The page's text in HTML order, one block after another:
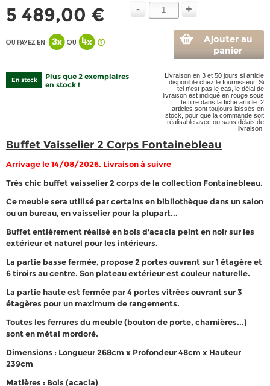
5 489,00 € - +
Ajouter au
panier
En stock
Plus que 2 exemplaires
en stock !
Livraison en 3 et 50 jours si article
disponible chez le fournisseur. Si
tel n'est pas le cas, le délai de
livraison est indiqué en rouge sous
te titre dans la fiche article. 2
articles sont toujours laissés en
stock, pour que la commande soit
réalisable avec ou sans délais de
livraison.
Buffet Vaisselier 2 Corps Fontainebleau
Arrivage le 14/08/2026. Livraison à suivre
Très chic buffet vaisselier 2 corps de la collection Fontainebleau.
Ce meuble sera utilisé par certains en bibliothèque dans un salon
ou un bureau, en vaisselier pour la plupart...
Buffet entièrement réalisé en bois d'acacia peint en noir sur les
extérieur et naturel pour les intérieurs.
La partie basse fermée, propose 2 portes ouvrant sur 1 étagère et
6 tiroirs au centre. Son plateau extérieur est couleur naturelle.
La partie haute est fermée par 4 portes vitrées ouvrant sur 3
étagères pour un maximum de rangements.
Toutes les ferrures du meuble (bouton de porte, charnières...)
sont en métal mordoré.
Dimensions : Longueur 268cm x Profondeur 48cm x Hauteur
239cm
Matières : Bois (acacia)